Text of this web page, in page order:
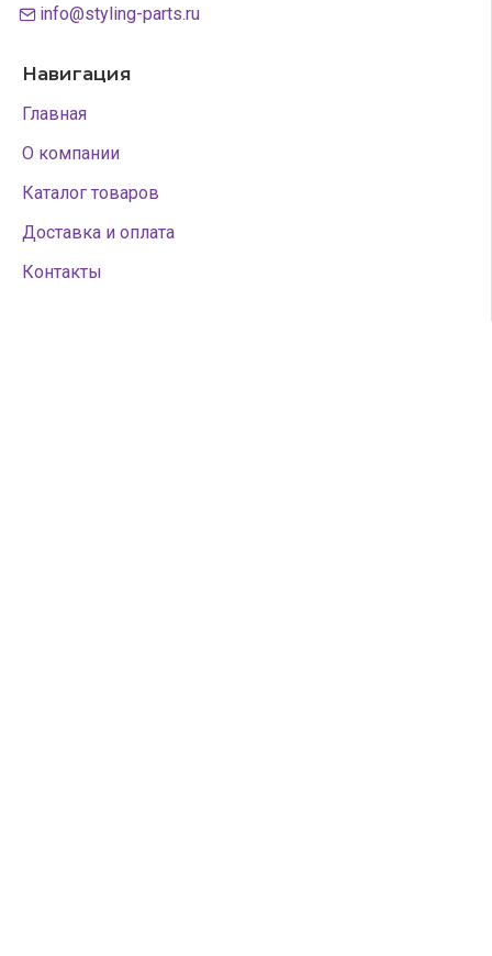
info@styling-parts.ru
Навигация
Главная
О компании
Каталог товаров
Доставка и оплата
Контакты